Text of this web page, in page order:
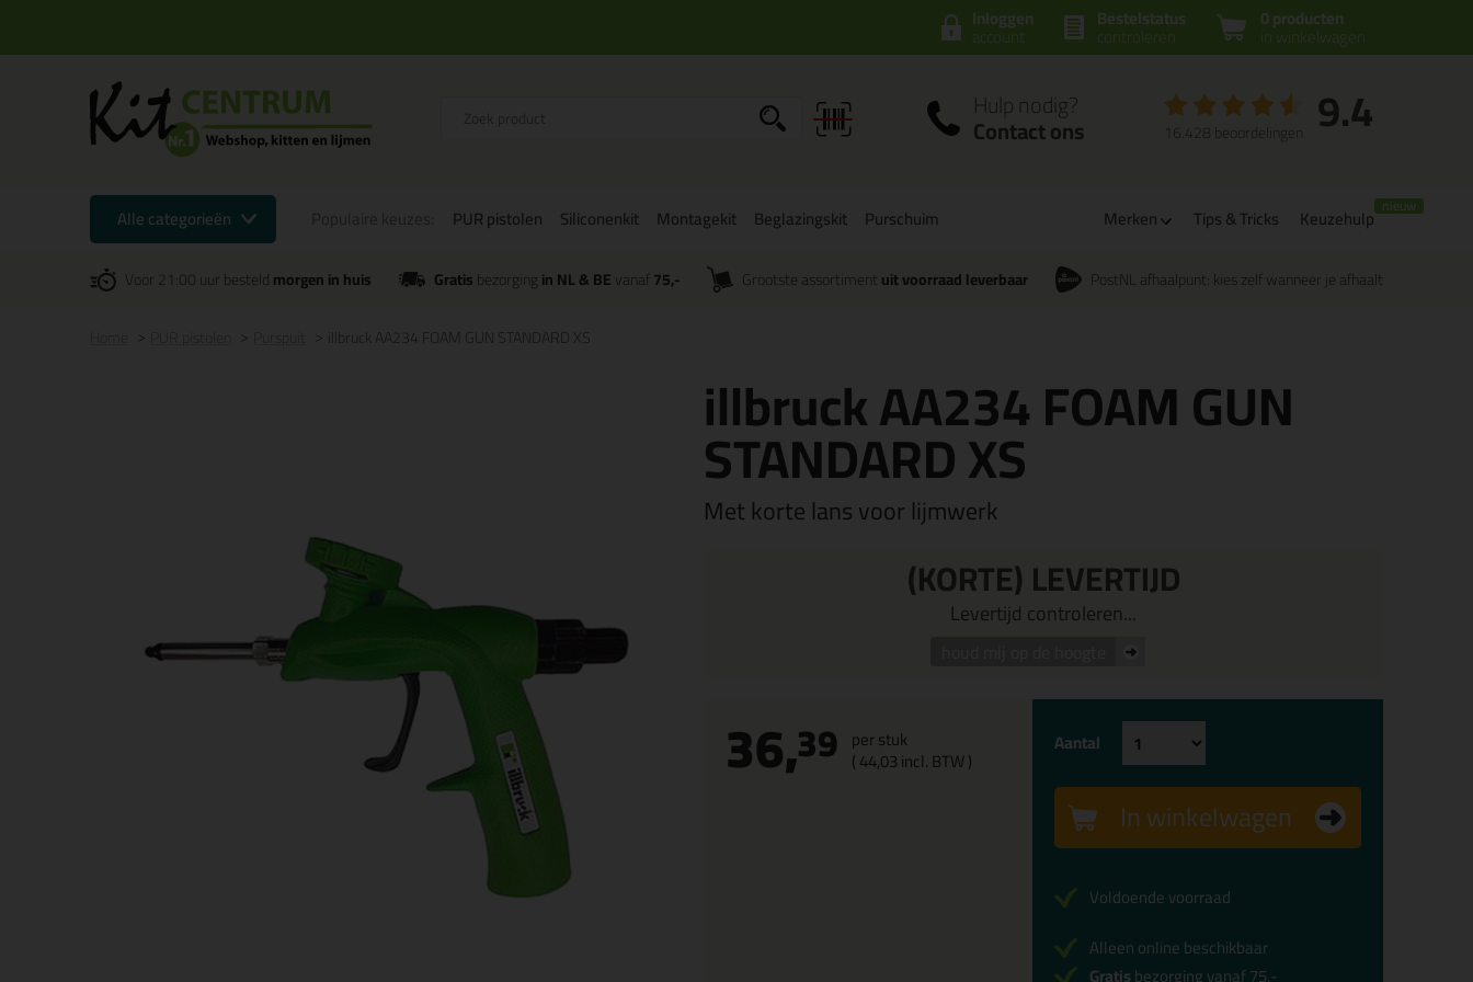
0 producten
in winkelwagen
Bestelstatus
controleren
Inloggen
account
Hulp nodig?
Contact ons 9.4
16.428 beoordelingen
Alle categorieën PUR pistolen Siliconenkit Montagekit Beglazingskit Purschuim Merken Tips & Tricks Keuzehulp
Voor 21:00 uur besteldmorgen in huis Gratisbezorgingin NL & BEvanaf 75,- Grootste assortiment uit voorraad leverbaar PostNL afhaalpunt: kies zelf wanneer je afhaalt
illbruck AA234 FOAM GUN STANDARD XS
illbruck AA234 FOAM GUN
STANDARD XS
Met korte lans voor lijmwerk
(KORTE) LEVERTIJD
Levertijd controleren...
36,39 per stuk
(44,03incl. BTW )
Aantal
In winkelwagen
Voldoende voorraad
Alleen online beschikbaar